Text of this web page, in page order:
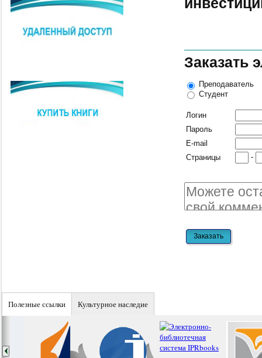
Заказать
Преподаватель
Студент
Логин
Пароль
E-mail
Страницы
-
Полезные ссылки Культурное наследие